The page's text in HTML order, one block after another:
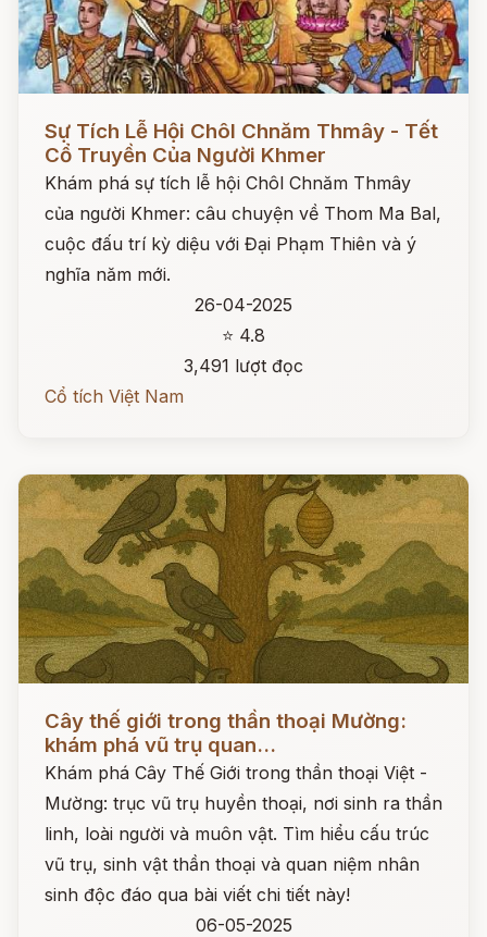
Sự Tích Lễ Hội Chôl Chnăm Thmây - Tết
Cổ Truyền Của Người Khmer
Khám phá sự tích lễ hội Chôl Chnăm Thmây
của người Khmer: câu chuyện về Thom Ma Bal,
cuộc đấu trí kỳ diệu với Đại Phạm Thiên và ý
nghĩa năm mới.
26-04-2025
⭐ 4.8
3,491 lượt đọc
Cổ tích Việt Nam
Cây thế giới trong thần thoại Mường:
khám phá vũ trụ quan...
Khám phá Cây Thế Giới trong thần thoại Việt -
Mường: trục vũ trụ huyền thoại, nơi sinh ra thần
linh, loài người và muôn vật. Tìm hiểu cấu trúc
vũ trụ, sinh vật thần thoại và quan niệm nhân
sinh độc đáo qua bài viết chi tiết này!
06-05-2025